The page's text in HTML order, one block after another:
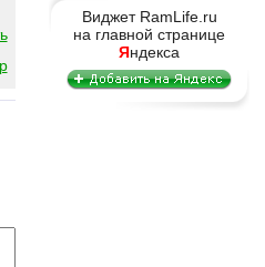
Виджет RamLife.ru
на главной странице
Яндекса